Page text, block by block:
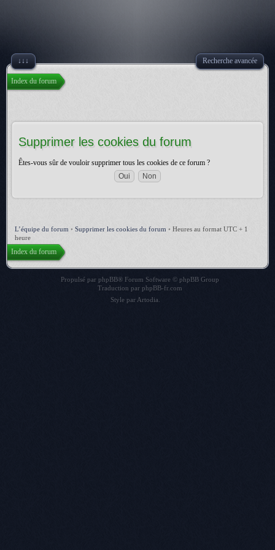
↓↓↓ Recherche avancée
Index du forum
Supprimer les cookies du forum
Êtes-vous sûr de vouloir supprimer tous les cookies de ce forum ?
L’équipe du forum • Supprimer les cookies du forum • Heures au format UTC + 1
heure
Index du forum
Propulsé par phpBB® Forum Software © phpBB Group
Traduction par phpBB-fr.com
Style par Artodia